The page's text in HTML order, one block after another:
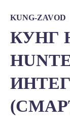
KUNG-ZAVOD
КУНГ